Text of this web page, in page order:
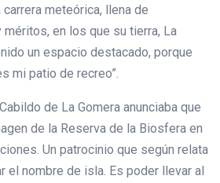
meteórica, llena de
en los que su tierra, La
un espacio destacado, porque
mi patio de recreo”.
de La Gomera anunciaba que
de la Reserva de la Biosfera en
Un patrocinio que según relata
el nombre de isla. Es poder llevar al